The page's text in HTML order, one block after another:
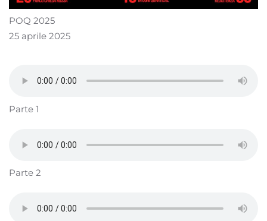
POQ 2025
25 aprile 2025
Parte 1
Parte 2